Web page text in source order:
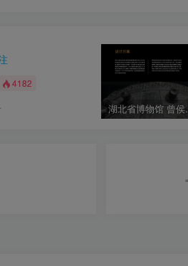
4182
湖北省